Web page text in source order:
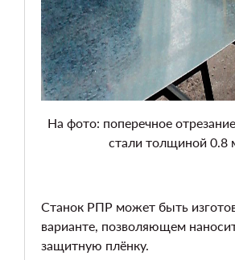
На фото: поперечное
стали толщиной 0.8
Станок РПР может быть
варианте, позволяющем
защитную плёнку.